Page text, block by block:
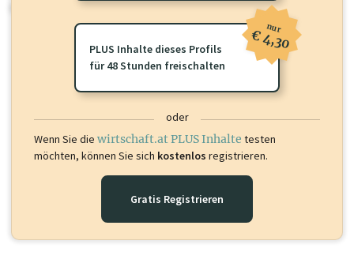
oder loggen Sie sich ein um diese Inhalte zu sehen.
PLUS Inhalte dieses Profils
für 48 Stunden freischalten
nur
€ 4,30
oder
Wenn Sie die wirtschaft.at PLUS Inhalte testen
möchten, können Sie sich kostenlos registrieren.
Gratis Registrieren